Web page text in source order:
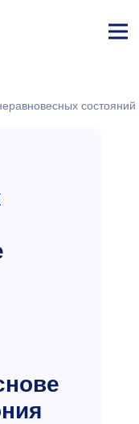
ине